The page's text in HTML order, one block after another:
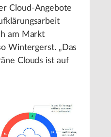
Cloud-Angebote
am Markt
Wintergerst. „Das
Clouds ist auf